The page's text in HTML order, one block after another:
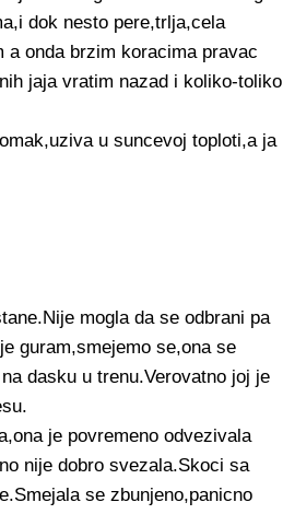
dok nesto pere,trlja,cela
a onda brzim koracima pravac
jaja vratim nazad i koliko-toliko
u suncevoj toploti,a ja
mogla da se odbrani pa
guram,smejemo se,ona se
dasku u trenu.Verovatno joj je
je povremeno odvezivala
nije dobro svezala.Skoci sa
se zbunjeno,panicno